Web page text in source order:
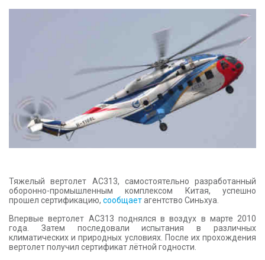
КОНТАКТЫ
Тяжелый вертолет AC313, самостоятельно разработанный
оборонно-промышленным комплексом Китая, успешно
прошел сертификацию, сообщаетагентство Синьхуа.
Впервые вертолет AC313 поднялся в воздух в марте 2010
года. Затем последовали испытания в различных
климатических и природных условиях. После их прохождения
вертолет получил сертификат лётной годности.